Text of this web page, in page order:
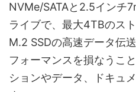
NVMe/SATAと2.5インチ
ライブで、最大4TBのス
M.2 SSDの高速データ伝
フォーマンスを損なうこ
ションやデータ、ドキュ